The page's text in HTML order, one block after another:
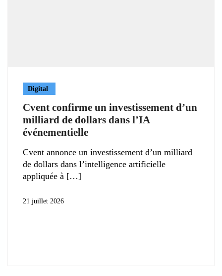
Digital
Cvent confirme un investissement d’un
milliard de dollars dans l’IA
événementielle
Cvent annonce un investissement d’un milliard
de dollars dans l’intelligence artificielle
appliquée à
21 juillet 2026